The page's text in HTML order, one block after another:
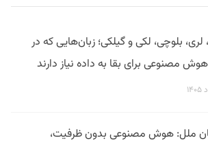
لری، بلوچی، لکی و گیلکی؛ زبان‌هایی که در
مصنوعی برای بقا به داده نیاز دارند
ملل: هوش مصنوعی بدون ظرفیت،